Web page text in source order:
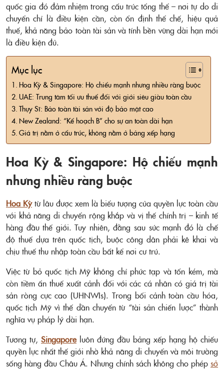
quốc gia đó đảm nhiệm trong cấu trúc tổng thể – nơi tự do di
chuyển chỉ là điều kiện cần, còn ổn định thể chế, hiệu quả
thuế, khả năng bảo toàn tài sản và tính bền vững dài hạn mới
là điều kiện đủ.
Mục lục
Hoa Kỳ & Singapore: Hộ chiếu mạnh nhưng nhiều ràng buộc
UAE: Trung tâm tối ưu thuế đối với giới siêu giàu toàn cầu
Thụy Sĩ: Bảo toàn tài sản với độ bảo mật cao
New Zealand: “Kế hoạch B” cho sự an toàn dài hạn
Giá trị nằm ở cấu trúc, không nằm ở bảng xếp hạng
Hoa Kỳ & Singapore: Hộ chiếu mạnh
nhưng nhiều ràng buộc
Hoa Kỳtừ lâu được xem là biểu tượng của quyền lực toàn cầu
với khả năng di chuyển rộng khắp và vị thế chính trị – kinh tế
hàng đầu thế giới. Tuy nhiên, đằng sau sức mạnh đó là chế
độ thuế dựa trên quốc tịch, buộc công dân phải kê khai và
chịu thuế thu nhập toàn cầu bất kể nơi cư trú.
Việc từ bỏ quốc tịch Mỹ không chỉ phức tạp và tốn kém, mà
còn tiềm ẩn thuế xuất cảnh đối với các cá nhân có giá trị tài
sản ròng cực cao (UHNWIs). Trong bối cảnh toàn cầu hóa,
quốc tịch Mỹ vì thế dần chuyển từ “tài sản chiến lược” thành
nghĩa vụ pháp lý dài hạn.
Tương tự, Singaporeluôn đứng đầu bảng xếp hạng hộ chiếu
quyền lực nhất thế giới nhờ khả năng di chuyển và môi trường
sống hàng đầu Châu Á. Nhưng chính sách không cho phép sở